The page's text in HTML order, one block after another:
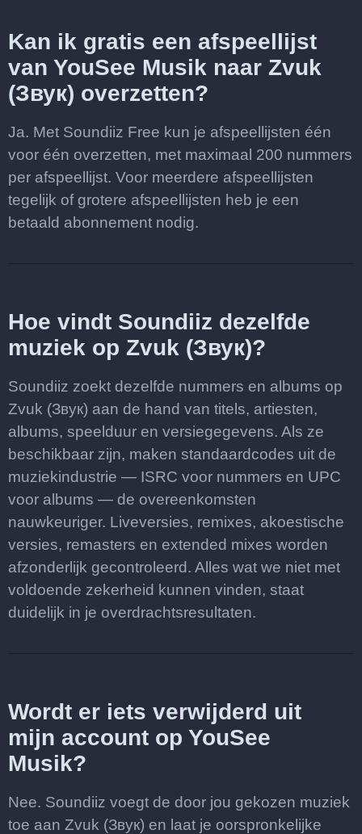
Kan ik gratis een afspeellijst
van YouSee Musik naar Zvuk
(Звук) overzetten?
Ja. Met Soundiiz Free kun je afspeellijsten één
voor één overzetten, met maximaal 200 nummers
per afspeellijst. Voor meerdere afspeellijsten
tegelijk of grotere afspeellijsten heb je een
betaald abonnement nodig.
Hoe vindt Soundiiz dezelfde
muziek op Zvuk (Звук)?
Soundiiz zoekt dezelfde nummers en albums op
Zvuk (Звук) aan de hand van titels, artiesten,
albums, speelduur en versiegegevens. Als ze
beschikbaar zijn, maken standaardcodes uit de
muziekindustrie — ISRC voor nummers en UPC
voor albums — de overeenkomsten
nauwkeuriger. Liveversies, remixes, akoestische
versies, remasters en extended mixes worden
afzonderlijk gecontroleerd. Alles wat we niet met
voldoende zekerheid kunnen vinden, staat
duidelijk in je overdrachtsresultaten.
Wordt er iets verwijderd uit
mijn account op YouSee
Musik?
Nee. Soundiiz voegt de door jou gekozen muziek
toe aan Zvuk (Звук) en laat je oorspronkelijke